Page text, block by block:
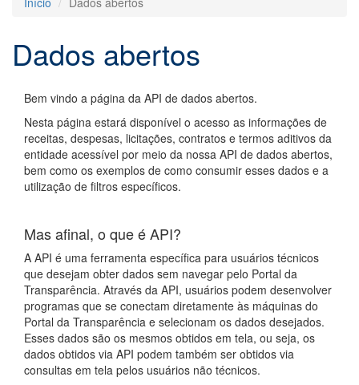
Dados abertos
Bem vindo a página da API de dados abertos.
Nesta página estará disponível o acesso as informações de
receitas, despesas, licitações, contratos e termos aditivos da
entidade acessível por meio da nossa API de dados abertos,
bem como os exemplos de como consumir esses dados e a
utilização de filtros específicos.
Mas afinal, o que é API?
A API é uma ferramenta específica para usuários técnicos
que desejam obter dados sem navegar pelo Portal da
Transparência. Através da API, usuários podem desenvolver
programas que se conectam diretamente às máquinas do
Portal da Transparência e selecionam os dados desejados.
Esses dados são os mesmos obtidos em tela, ou seja, os
dados obtidos via API podem também ser obtidos via
consultas em tela pelos usuários não técnicos.